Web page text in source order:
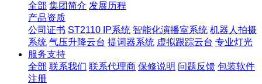
全部 集团简介 发展历程
产品资质
公司证书 ST2110 IP系统 智能化演播室系统 机器人拍摄
系统 气压升降云台 提词器系统 虚拟跟踪云台 专业灯光
服务支持
全部 联系我们 联系代理商 保修说明 问题反馈 包装软件
注册